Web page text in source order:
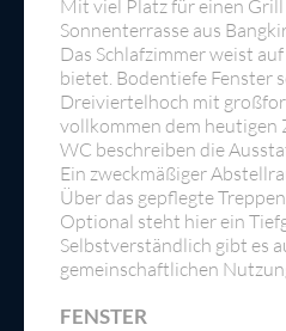
Mit viel Platz für einen
Sonnenterrasse aus
Das Schlafzimmer weist
bietet. Bodentiefe Fenster
Dreiviertelhoch mit
vollkommen dem heutigen
WC beschreiben die
Ein zweckmäßiger
Über das gepflegte
Optional steht hier ein
Selbstverständlich gibt es
gemeinschaftlichen
FENSTER